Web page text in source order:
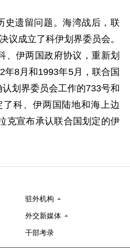
遗留问题。海湾战后，联
议成立了科伊划界委员会。
、伊两国政府协议，重新划
年8月和1993年5月，联合国
划界委员会工作的733号和
科、伊两国陆地和海上边
克宣布承认联合国划定的伊
驻外机构
外交新媒体
干部考录